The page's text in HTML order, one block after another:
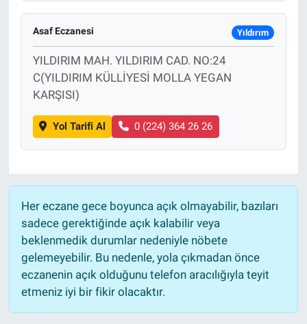
Asaf Eczanesi Yıldırım
YILDIRIM MAH. YILDIRIM CAD. NO:24
C(YILDIRIM KÜLLİYESİ MOLLA YEGAN
KARŞISI)
Yol Tarifi Al 0 (224) 364 26 26
Her eczane gece boyunca açık olmayabilir, bazıları
sadece gerektiğinde açık kalabilir veya
beklenmedik durumlar nedeniyle nöbete
gelemeyebilir. Bu nedenle, yola çıkmadan önce
eczanenin açık olduğunu telefon aracılığıyla teyit
etmeniz iyi bir fikir olacaktır.